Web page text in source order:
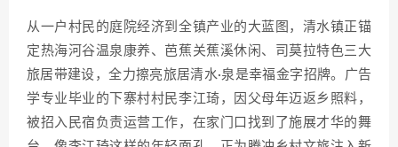
从一户村民的庭院经济到全镇产业的大蓝图，清水镇正锚
定热海河谷温泉康养、芭蕉关蕉溪休闲、司莫拉特色三大
旅居带建设，全力擦亮旅居清水·泉是幸福金字招牌。广告
学专业毕业的下寨村村民李江琦，因父母年迈返乡照料，
被招入民宿负责运营工作，在家门口找到了施展才华的舞